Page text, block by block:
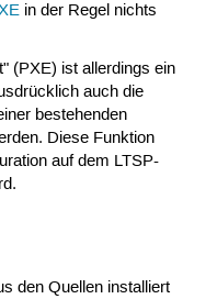
in der Regel nichts
(PXE) ist allerdings ein
auch die
bestehenden
Diese Funktion
auf dem LTSP-
den Quellen installiert